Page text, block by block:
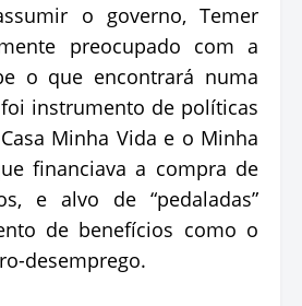
o governo, Temer
preocupado com a
o que encontrará numa
instrumento de políticas
Minha Vida e o Minha
financiava a compra de
e alvo de “pedaladas”
de benefícios como o
desemprego.